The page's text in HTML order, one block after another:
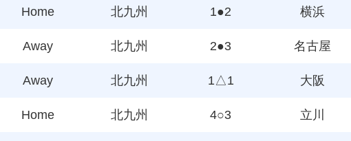
Home 北九州 1●2 横浜
Away 北九州 2●3 名古屋
Away 北九州 1△1 大阪
Home 北九州 4○3 立川